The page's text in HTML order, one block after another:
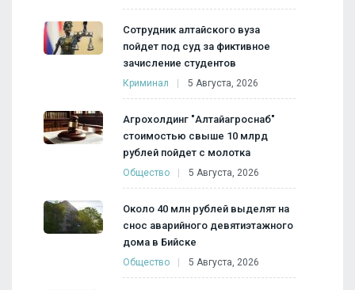
Сотрудник алтайского вуза
пойдет под суд за фиктивное
зачисление студентов
Криминал 5 Августа, 2026
Агрохолдинг "Алтайагроснаб"
стоимостью свыше 10 млрд
рублей пойдет с молотка
Общество 5 Августа, 2026
Около 40 млн рублей выделят на
снос аварийного девятиэтажного
дома в Бийске
Общество 5 Августа, 2026